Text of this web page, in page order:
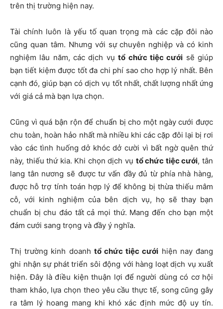
trên thị trường hiện nay.
Tài chính luôn là yếu tố quan trọng mà các cặp đôi nào
cũng quan tâm. Nhưng với sự chuyên nghiệp và có kinh
nghiệm lâu năm, các dịch vụtổ chức tiệc cưới sẽ giúp
bạn tiết kiệm được tốt đa chi phí sao cho hợp lý nhất. Bên
cạnh đó, giúp bạn có dịch vụ tốt nhất, chất lượng nhất ứng
với giá cả mà bạn lựa chọn.
Cũng vì quá bận rộn để chuẩn bị cho một ngày cưới được
chu toàn, hoàn hảo nhất mà nhiều khi các cặp đôi lại bị rơi
vào các tình huống dở khóc dở cười vì bất ngờ quên thứ
này, thiếu thứ kia. Khi chọn dịch vụ tổ chức tiệc cưới, tân
lang tân nương sẽ được tư vấn đầy đủ từ phía nhà hàng,
được hỗ trợ tính toán hợp lý để không bị thừa thiếu mâm
cỗ, với kinh nghiệm của bên dịch vụ, họ sẽ thay bạn
chuẩn bị chu đáo tất cả mọi thứ. Mang đến cho bạn một
đám cưới sang trọng và đầy ý nghĩa.
Thị trường kinh doanh tổ chức tiệc cưới hiện nay đang
ghi nhận sự phát triển sôi động với hàng loạt dịch vụ xuất
hiện. Đây là điều kiện thuận lợi để người dùng có cơ hội
tham khảo, lựa chọn theo yêu cầu thực tế, song cũng gây
ra tâm lý hoang mang khi khó xác định mức độ uy tín.